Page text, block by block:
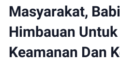
Masyarakat,
Himbauan
Keamanan Dan